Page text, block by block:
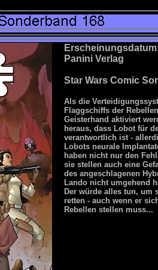
Panini Verlag
Star Wars Comic
Als die
Flaggschiffs der
Geisterhand aktiviert
heraus, dass Lobot für
verantwortlich ist -
Lobots neurale
haben nicht nur den
sie stellen auch eine
des angeschlagenen
Lando nicht umgehend
Der würde alles tun, um
retten - auch wenn er
Rebellen stellen muss...